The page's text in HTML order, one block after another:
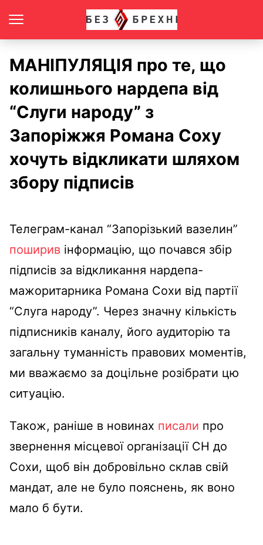
МАНІПУЛЯЦІЯ про те, що
колишнього нардепа від
“Слуги народу” з
Запоріжжя Романа Соху
хочуть відкликати шляхом
збору підписів
Телеграм-канал “Запорізький вазелин”
поширив інформацію, що почався збір
підписів за відкликання нардепа-
мажоритарника Романа Сохи від партії
“Слуга народу”. Через значну кількість
підписників каналу, його аудиторію та
загальну туманність правових моментів,
ми вважаємо за доцільне розібрати цю
ситуацію.
Також, раніше в новинах писали про
звернення місцевої організації СН до
Сохи, щоб він добровільно склав свій
мандат, але не було пояснень, як воно
мало б бути.